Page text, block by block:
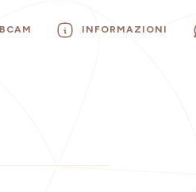
INFORMAZIONI